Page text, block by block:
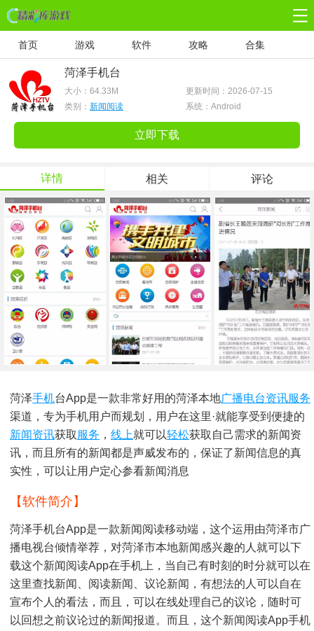
首页 游戏 软件 攻略 合集
菏泽手机台
大小： 64.33M
更新时间：2026-07-15
类别： 新闻阅读 系统：Android
立即下载
详情 相关 评论
菏泽手机台app是一款非常好用的菏泽本地广播电台资讯服务
渠道，专为手机用户而规划，用户在这里·就能享受到便捷的
新闻资讯获取 服务 ， 线上就可以轻松获取自己需求的新闻资
讯，而且所有的新闻都是声威发布的，保证了新闻信息的真
实性，可以让用户定心参看新闻消息
【软件简介】
菏泽手机台app是一款新闻阅读移动端，这个运用由菏泽市广
播电视台倾情举荐，对菏泽市本地新闻感兴趣的人就可以下
载这个新闻阅读app在手机上，当自己有时刻的时分就可以在
这里查找新闻、阅读新闻、议论新闻，有想法的人可以自在
宣布个人的看法，而且，可以在线处理自己的议论，随时可
以回想之前议论过的新闻报道。而且，这个新闻阅读app手机